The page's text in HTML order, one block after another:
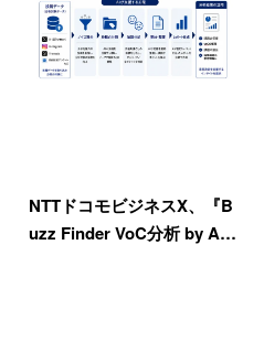
NTTドコモビジネスX、『B
uzz Finder VoC分析 by A…